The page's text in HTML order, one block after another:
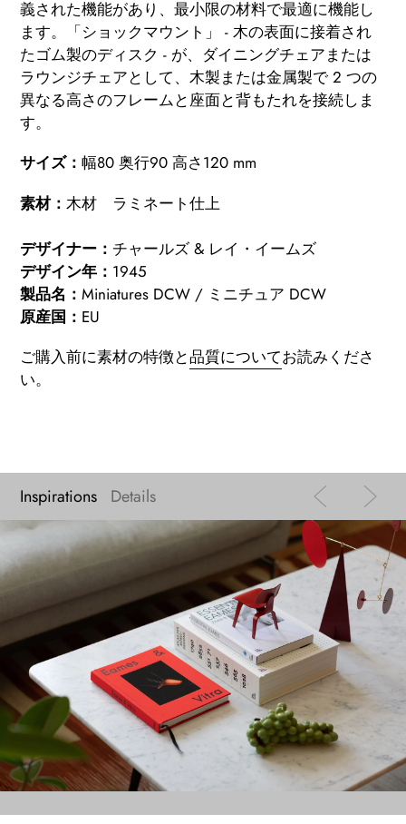
義された機能があり、最小限の材料で最適に機能し
ます。「ショックマウント」 - 木の表面に接着され
たゴム製のディスク - が、ダイニングチェアまたは
ラウンジチェアとして、木製または金属製で 2 つの
異なる高さのフレームと座面と背もたれを接続しま
す。
サイズ： 幅80 奥行90 高さ120 mm
素材： 木材 ラミネート仕上
デザイナー： チャールズ & レイ・イームズ
デザイン年： 1945
製品名： Miniatures DCW / ミニチュア DCW
原産国： EU
ご購入前に素材の特徴と品質についてお読みくださ
い。
Inspirations Details